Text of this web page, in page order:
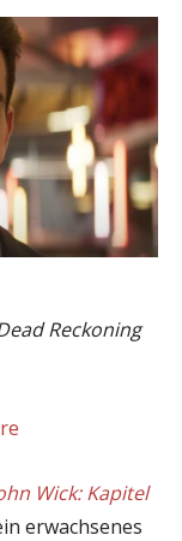
Reckoning
Wick: Kapitel
erwachsenes